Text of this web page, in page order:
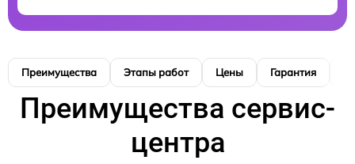
Преимущества Этапы работ Цены Гарантия
Преимущества сервис-
центра